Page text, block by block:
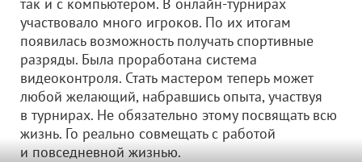
участвовало много игроков. По их итогам
появилась возможность получать спортивные
разряды. Была проработана система
видеоконтроля. Стать мастером теперь может
любой желающий, набравшись опыта, участвуя
в турнирах. Не обязательно этому посвящать всю
жизнь. Го реально совмещать с работой
и повседневной жизнью.